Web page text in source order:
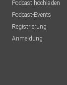
Podcast hochladen
Podcast-Events
Registrierung
Anmeldung